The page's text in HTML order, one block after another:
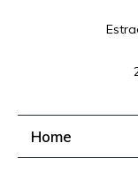
Home